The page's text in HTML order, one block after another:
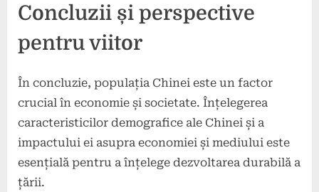
Concluzii și perspective
pentru viitor
În concluzie, populația Chinei este un factor
crucial în economie și societate. Înțelegerea
caracteristicilor demografice ale Chinei și a
impactului ei asupra economiei și mediului este
esențială pentru a înțelege dezvoltarea durabilă a
țării.